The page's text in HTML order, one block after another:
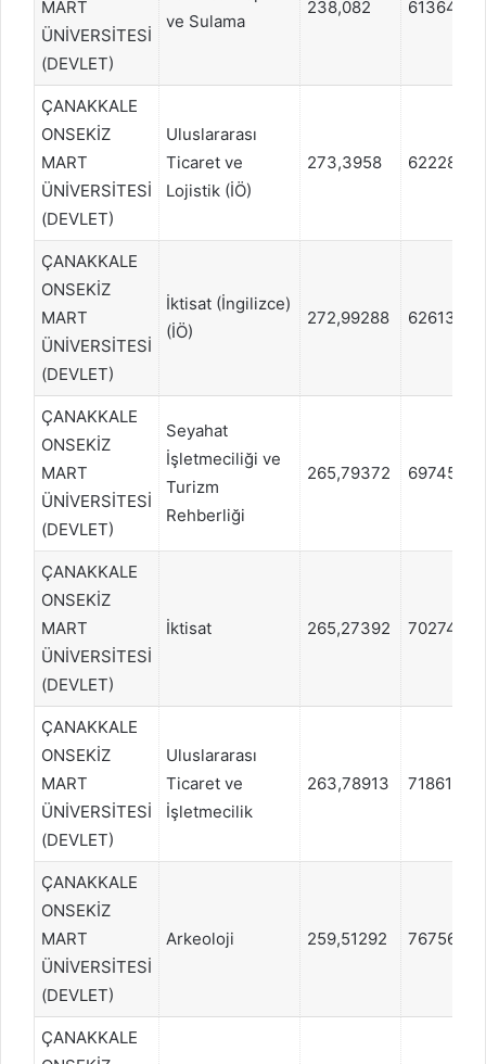
MART
ÜNİVERSİTESİ
(DEVLET)
ve Sulama
238,082 613644
ÇANAKKALE
ONSEKİZ
MART
ÜNİVERSİTESİ
(DEVLET)
Uluslararası
Ticaret ve
Lojistik (İÖ)
273,3958 622286
ÇANAKKALE
ONSEKİZ
MART
ÜNİVERSİTESİ
(DEVLET)
İktisat (İngilizce)
(İÖ)
272,99288 626134
ÇANAKKALE
ONSEKİZ
MART
ÜNİVERSİTESİ
(DEVLET)
Seyahat
İşletmeciliği ve
Turizm
Rehberliği
265,79372 697456
ÇANAKKALE
ONSEKİZ
MART
ÜNİVERSİTESİ
(DEVLET)
İktisat 265,27392 702745
ÇANAKKALE
ONSEKİZ
MART
ÜNİVERSİTESİ
(DEVLET)
Uluslararası
Ticaret ve
İşletmecilik
263,78913 718612
ÇANAKKALE
ONSEKİZ
MART
ÜNİVERSİTESİ
(DEVLET)
Arkeoloji 259,51292 767569
ÇANAKKALE